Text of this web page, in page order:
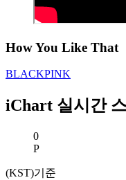
How You Like That
BLACKPINK
iChart 실시간
현재 스코어
0
P
(KST)기준